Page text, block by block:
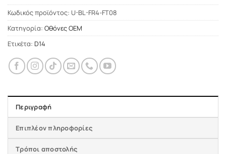
Κωδικός προϊόντος: U-BL-FR4-FT08
Κατηγορία: Οθόνες OEM
Ετικέτα: D14
Περιγραφή
Επιπλέον πληροφορίες
Τρόποι αποστολής